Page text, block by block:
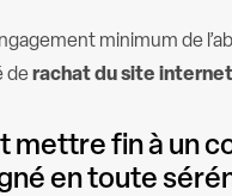
minimum de
derachat du site internet
mettre fin à un
en toute